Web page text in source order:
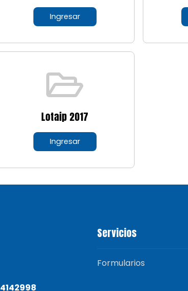
Ingresar
Lotaip 2017
Ingresar
4142998
Servicios
Formularios